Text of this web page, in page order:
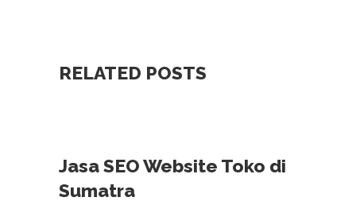
RELATED POSTS
Jasa SEO Website Toko di
Sumatra